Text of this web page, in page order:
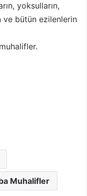
yoksulların,
ve bütün ezilenlerin
Muhalifler